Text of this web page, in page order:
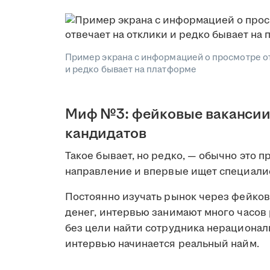
Пример экрана с информацией о просмотре
и редко бывает на платформе
Миф №3: фейковые
кандидатов
Такое бывает, но редко, — обычно это
направление и впервые ищет
Постоянно изучать рынок через
денег, интервью занимают много
без цели найти сотрудника
интервью начинается реальный найм.